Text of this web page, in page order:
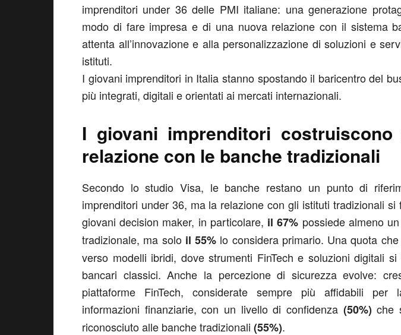
imprenditori under 36 delle PMI italiane: una generazione
modo di fare impresa e di una nuova relazione con il sistema
attenta all’innovazione e alla personalizzazione di soluzioni e
istituti.
I giovani imprenditori in Italia stanno spostando il baricentro del
più integrati, digitali e orientati ai mercati internazionali.
I giovani imprenditori costruiscono
relazione con le banche tradizionali
Secondo lo studio Visa, le banche restano un punto di
imprenditori under 36, ma la relazione con gli istituti tradizionali si
giovani decision maker, in particolare, il 67% possiede almeno
tradizionale, ma solo il 55% lo considera primario. Una quota
verso modelli ibridi, dove strumenti FinTech e soluzioni digitali
bancari classici. Anche la percezione di sicurezza evolve:
piattaforme FinTech, considerate sempre più affidabili per
informazioni finanziarie, con un livello di confidenza (50%)che
riconosciuto alle banche tradizionali (55%).